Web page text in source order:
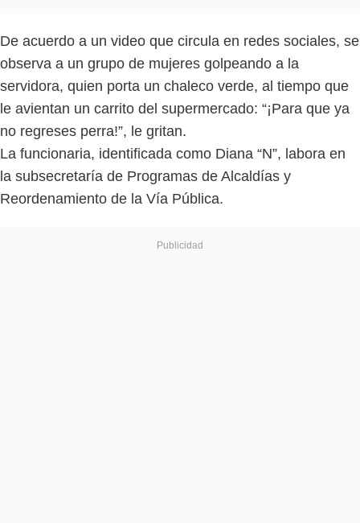
De acuerdo a un video que circula en redes sociales, se
observa a un grupo de mujeres golpeando a la
servidora, quien porta un chaleco verde, al tiempo que
le avientan un carrito del supermercado: “¡Para que ya
no regreses perra!”, le gritan.
La funcionaria, identificada como Diana “N”, labora en
la subsecretaría de Programas de Alcaldías y
Reordenamiento de la Vía Pública.